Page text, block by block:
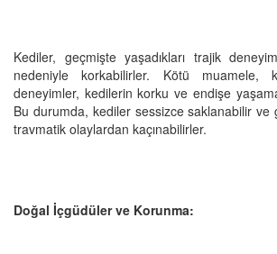
Kediler, geçmişte yaşadıkları trajik
nedeniyle korkabilirler. Kötü muamele,
deneyimler, kedilerin korku ve endişe
Bu durumda, kediler sessizce saklanabilir ve
travmatik olaylardan kaçınabilirler.
Doğal İçgüdüler ve Korunma: